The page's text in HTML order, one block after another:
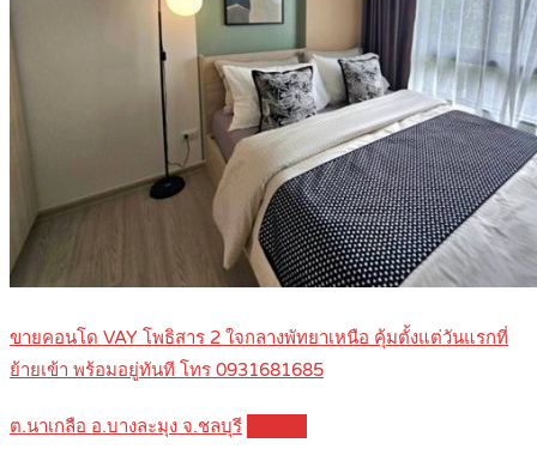
ขายคอนโด VAY โพธิสาร 2 ใจกลางพัทยาเหนือ คุ้มตั้งแต่วันแรกที่
ย้ายเข้า พร้อมอยู่ทันที โทร 0931681685
ต.นาเกลือ อ.บางละมุง จ.ชลบุรี